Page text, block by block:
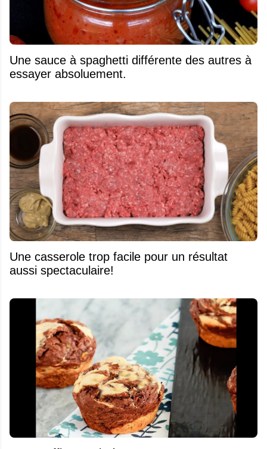
Une sauce à spaghetti différente des autres à
essayer absoluement.
Une casserole trop facile pour un résultat
aussi spectaculaire!